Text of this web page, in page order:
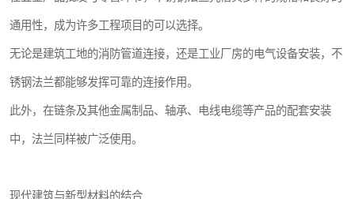
通用性，成为许多工程项目的可以选择。
无论是建筑工地的消防管道连接，还是工业厂房的电气设备安装，不
锈钢法兰都能够发挥可靠的连接作用。
此外，在链条及其他金属制品、轴承、电线电缆等产品的配套安装
中，法兰同样被广泛使用。
现代建筑与新型材料的结合